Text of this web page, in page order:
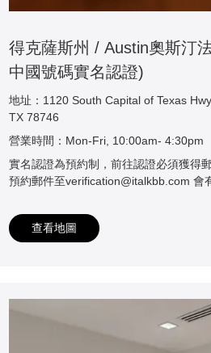
得克薩斯州 / Austin奧斯汀
中國號碼實名認證)
地址：1120 South Capital of Texas
TX 78746
營業時間：Mon-Fri, 10:00am- 4:30pm
實名認證為預約制，前往認證必須獲得
預約郵件至verification@italkbb.com 會
查看地圖